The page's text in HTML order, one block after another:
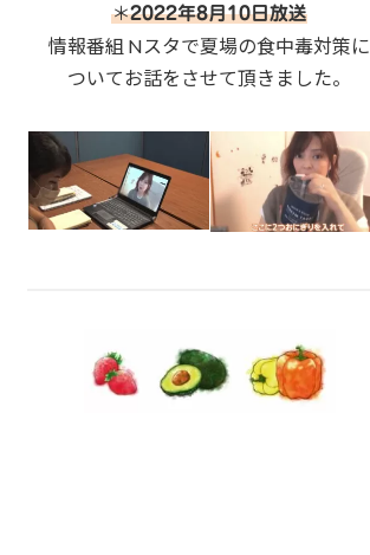
＊2022年8月10日放送
情報番組 Nスタで夏場の食中毒対策に
ついてお話をさせて頂きました。